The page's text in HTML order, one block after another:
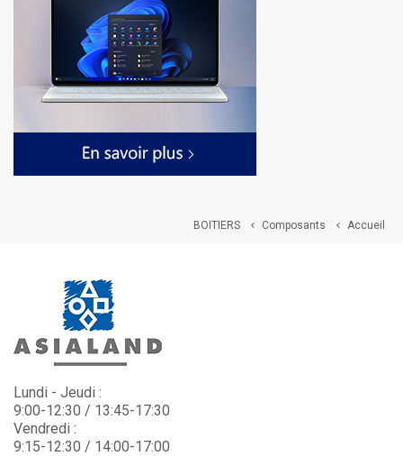
Accueil

Composants

BOITIERS
Lundi - Jeudi :
9:00-12:30 / 13:45-17:30
Vendredi :
9:15-12:30 / 14:00-17:00